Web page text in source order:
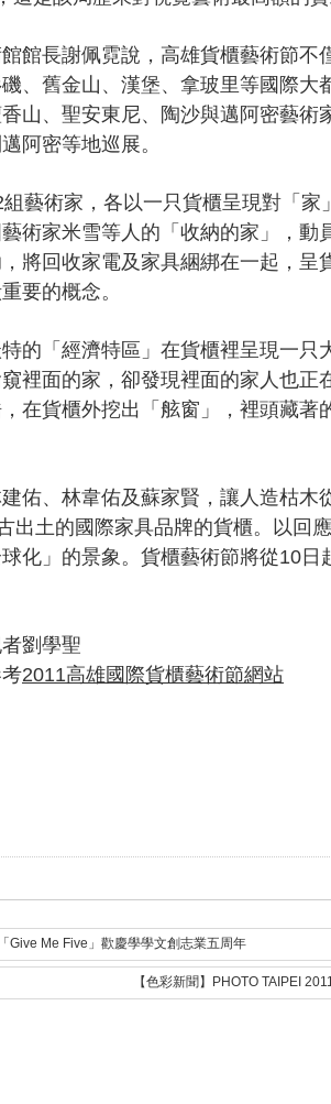
館長謝佩霓說，高雄貨櫃藝術節不
磯、舊金山、漢堡、拿玻里等國際
山、聖安東尼、陶沙與邁阿密藝術
阿密等地巡展。
藝術家，各以一只貨櫃呈現對「家
術家米雪等人的「收納的家」，動
將回收家電及家具綑綁在一起，呈
要的概念。
的「經濟特區」在貨櫃裡呈現一只
裡面的家，卻發現裡面的家人也正
在貨櫃外挖出「舷窗」，裡頭藏著
佑、林韋佑及蘇家賢，讓人造枯木
出土的國際家具品牌的貨櫃。以回
化」的景象。貨櫃藝術節將從10日
劉學聖
2011高雄國際貨櫃藝術節網站
Give Me Five」歡慶學學文創志業五周年
【色彩新聞】PHOTO TAIPEI